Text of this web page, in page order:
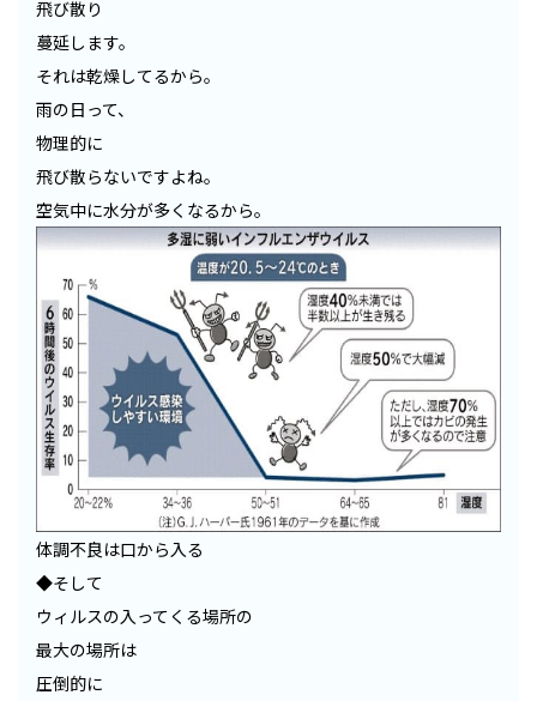
飛び散り
蔓延します。
それは乾燥してるから。
雨の日って、
物理的に
飛び散らないですよね。
空気中に水分が多くなるから。
体調不良は口から入る
◆そして
ウィルスの入ってくる場所の
最大の場所は
圧倒的に